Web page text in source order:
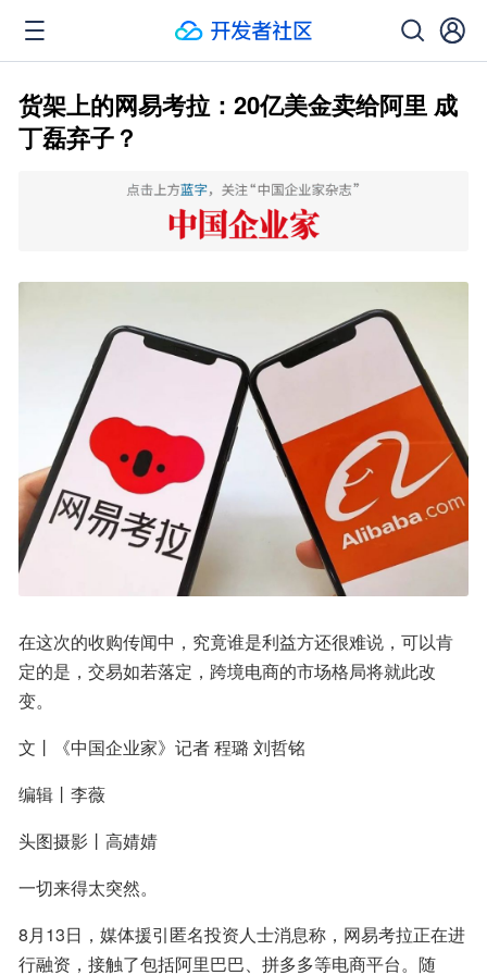
货架上的网易考拉：20亿美金卖给阿里 成
丁磊弃子？
在这次的收购传闻中，究竟谁是利益方还很难说，可以肯
定的是，交易如若落定，跨境电商的市场格局将就此改
变。
文丨《中国企业家》记者 程璐 刘哲铭
编辑丨李薇
头图摄影丨高婧婧
一切来得太突然。
8月13日，媒体援引匿名投资人士消息称，网易考拉正在进
行融资，接触了包括阿里巴巴、拼多多等电商平台。随